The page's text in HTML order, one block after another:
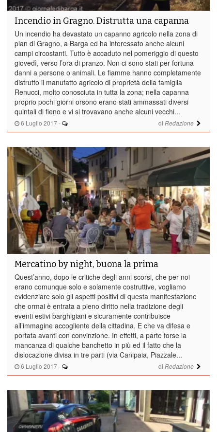
6 Luglio 2017 - di Redazione
Incendio in Gragno. Distrutta una capanna
Un incendio ha devastato un capanno agricolo nella zona di
pian di Gragno, a Barga ed ha interessato anche alcuni
campi circostanti. Tutto è accaduto nel pomeriggio di questo
giovedì, verso l’ora di pranzo. Non ci sono stati per fortuna
danni a persone o animali. Le fiamme hanno completamente
distrutto il manufatto agricolo di proprietà della famiglia
Renucci, molto conosciuta in tutta la zona; nella capanna
proprio pochi giorni orsono erano stati ammassati diversi
quintali di fieno e vi si trovavano anche alcuni vecchi...
6 Luglio 2017 - di Redazione
Mercatino by night, buona la prima
Quest’anno, dopo le critiche degli anni scorsi, che per noi
erano comunque solo e solamente costruttive, vogliamo
evidenziare solo gli aspetti positivi di questa manifestazione
che ormai è entrata a pieno diritto nella tradizione degli
eventi estivi barghigiani e sicuramente contribuisce
all’immagine accogliente della cittadina. E che va difesa e
portata avanti con convinzione. In effetti, a parte forse la
mancanza di qualche banchetto in più ed il fatto che la
dislocazione divisa in tre parti (via Canipaia, Piazzale...